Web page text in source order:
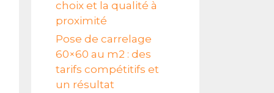
choix et la qualité à
proximité
Pose de carrelage
60×60 au m2 : des
tarifs compétitifs et
un résultat